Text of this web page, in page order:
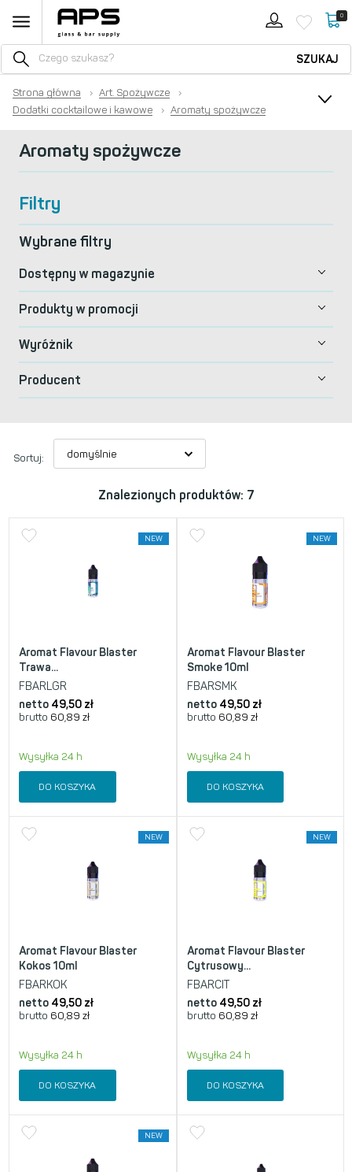
0
SZUKAJ
Strona główna › Art. Spożywcze
›
Dodatki cocktailowe i kawowe
› Aromaty spożywcze
Aromaty spożywcze
Filtry
Wybrane filtry
Dostępny w magazynie
Produkty w promocji
Wyróżnik
Producent
Sortuj:
Znalezionych produktów: 7
NEW
Aromat Flavour Blaster
Trawa...
FBARLGR
netto 49,50 zł
brutto 60,89 zł
Wysyłka 24 h
DO KOSZYKA
NEW
Aromat Flavour Blaster
Smoke 10ml
FBARSMK
netto 49,50 zł
brutto 60,89 zł
Wysyłka 24 h
DO KOSZYKA
NEW
Aromat Flavour Blaster
Kokos 10ml
FBARKOK
netto 49,50 zł
brutto 60,89 zł
Wysyłka 24 h
DO KOSZYKA
NEW
Aromat Flavour Blaster
Cytrusowy...
FBARCIT
netto 49,50 zł
brutto 60,89 zł
Wysyłka 24 h
DO KOSZYKA
NEW